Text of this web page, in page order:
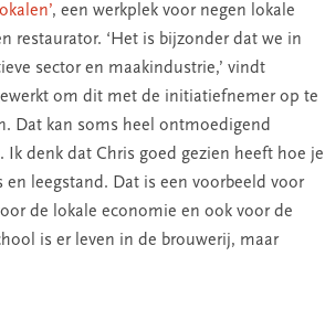
, een werkplek voor negen lokale
restaurator. ‘Het is bijzonder dat we in
sector en maakindustrie,’ vindt
om dit met de initiatiefnemer op te
Dat kan soms heel ontmoedigend
denk dat Chris goed gezien heeft hoe je
leegstand. Dat is een voorbeeld voor
de lokale economie en ook voor de
is er leven in de brouwerij, maar